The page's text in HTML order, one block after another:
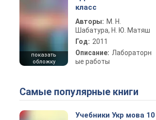
показать
обложку
класс
Авторы: М. Н.
Шабатура, Н. Ю. Матяш
Год: 2011
Описание: Лабораторн
ые работы
Самые популярные книги
Учебники Укр мова 10